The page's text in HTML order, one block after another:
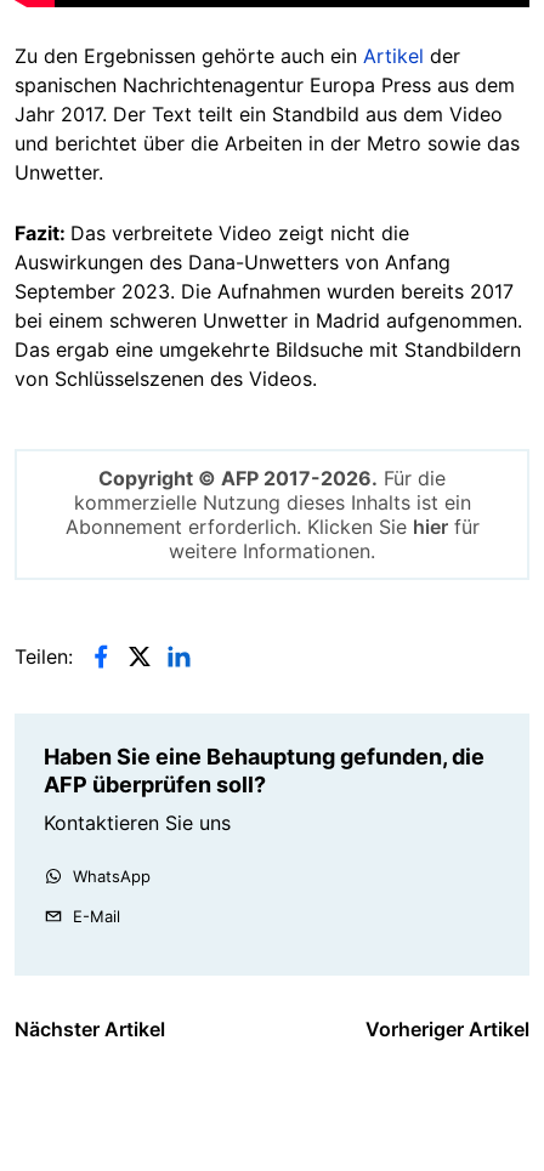
Zu den Ergebnissen gehörte auch ein Artikel der
spanischen Nachrichtenagentur Europa Press aus dem
Jahr 2017. Der Text teilt ein Standbild aus dem Video
und berichtet über die Arbeiten in der Metro sowie das
Unwetter.
Fazit: Das verbreitete Video zeigt nicht die
Auswirkungen des Dana-Unwetters von Anfang
September 2023. Die Aufnahmen wurden bereits 2017
bei einem schweren Unwetter in Madrid aufgenommen.
Das ergab eine umgekehrte Bildsuche mit Standbildern
von Schlüsselszenen des Videos.
Copyright © AFP 2017-2026. Für die
kommerzielle Nutzung dieses Inhalts ist ein
Abonnement erforderlich. Klicken Sie hierfür
weitere Informationen.
Teilen:
Haben Sie eine Behauptung gefunden, die
AFP überprüfen soll?
Kontaktieren Sie uns
WhatsApp
E-Mail
Nächster Artikel Vorheriger Artikel